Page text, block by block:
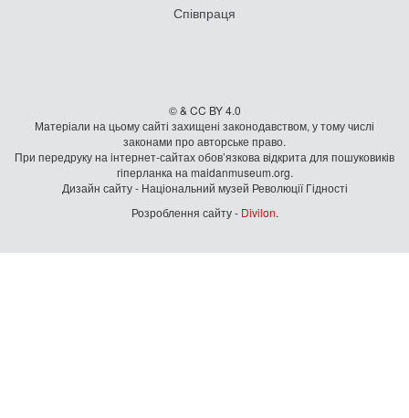
Співпраця
© & CC BY 4.0
Матеріали на цьому сайті захищені законодавством, у тому числі
законами про авторське право.
При передруку на iнтернет-сайтах обов’язкова відкрита для пошуковиків
гiперланка на maidanmuseum.org.
Дизайн сайту - Національний музей Революції Гідності
Розроблення сайту - Divilon.